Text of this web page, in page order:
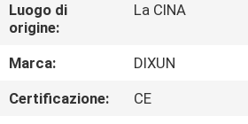
MANIFESTAZIONE
DI
VR
Luogo di
origine:
La CINA
Marca:
DIXUN
Certificazione:
CE